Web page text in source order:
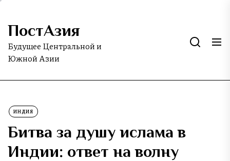
Skip
the
content
ПостАзия
Будущее Центральной и
Южной Азии
ИНДИЯ
Битва за душу ислама в
Индии: ответ на волну